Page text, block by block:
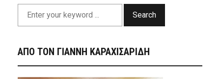
Search
ΑΠΟ ΤΟΝ ΓΙΑΝΝΗ ΚΑΡΑΧΙΣΑΡΙΔΗ